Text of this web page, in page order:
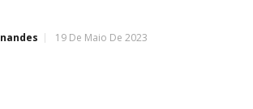
19 De Maio De 2023